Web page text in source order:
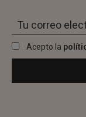
Acepto la